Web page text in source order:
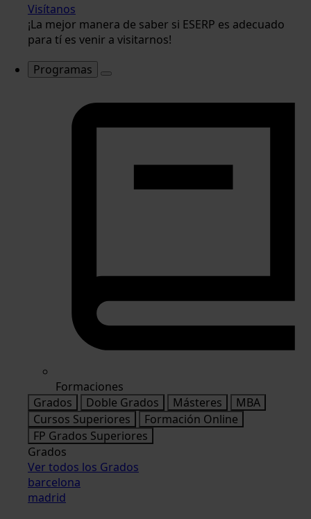
Visítanos
¡La mejor manera de saber si ESERP es adecuado
para tí es venir a visitarnos!
Programas
Formaciones
Grados
Doble Grados Másteres
MBA
Cursos Superiores
Formación Online
FP Grados Superiores
Grados
Ver todos los Grados
barcelona
madrid